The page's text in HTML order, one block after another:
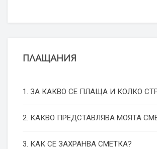
ПЛАЩАНИЯ
1. ЗА КАКВО СЕ ПЛАЩА И КОЛКО
2. КАКВО ПРЕДСТАВЛЯВА МОЯТА
3. КАК СЕ ЗАХРАНВА СМЕТКА?